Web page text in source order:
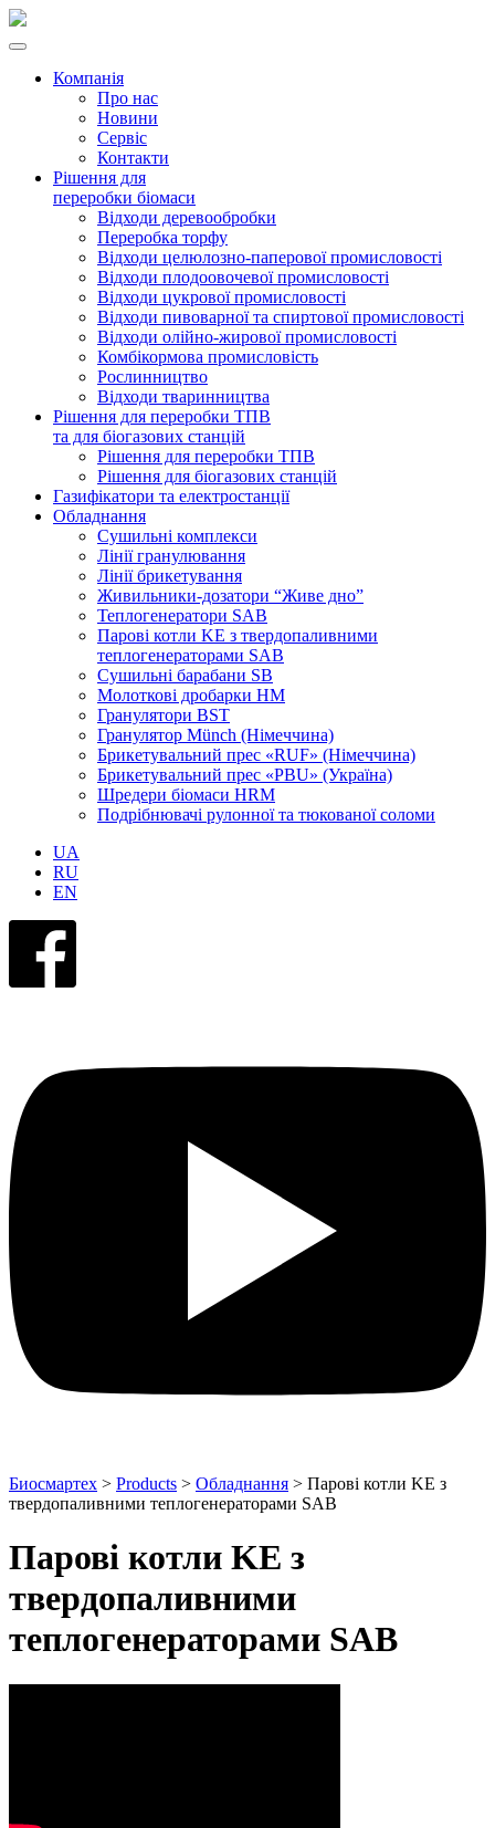
Компанія
Про нас
Новини
Сервіс
Контакти
Рішення для
переробки біомаси
Відходи деревообробки
Переробка торфу
Відходи целюлозно-паперової промисловості
Відходи плодоовочевої промисловості
Відходи цукрової промисловості
Відходи пивоварної та спиртової промисловості
Відходи олійно-жирової промисловості
Комбікормова промисловість
Рослинництво
Відходи тваринництва
Рішення для переробки ТПВ
та для біогазових станцій
Рішення для переробки ТПВ
Рішення для біогазових станцій
Газифікатори та електростанції
Обладнання
Сушильні комплекси
Лінії гранулювання
Лінії брикетування
Живильники-дозатори “Живе дно”
Теплогенератори SAB
Парові котли KE з твердопаливними
теплогенераторами SAB
Сушильні барабани SB
Молоткові дробарки HM
Гранулятори BST
Гранулятор Münch (Німеччина)
Брикетувальний прес «RUF» (Німеччина)
Брикетувальний прес «PBU» (Україна)
Шредери біомаси HRM
Подрібнювачі рулонної та тюкованої соломи
UA
RU
EN
Биосмартех > Products > Обладнання > Парові котли KE з
твердопаливними теплогенераторами SAB
Парові котли KE з
твердопаливними
теплогенераторами SAB